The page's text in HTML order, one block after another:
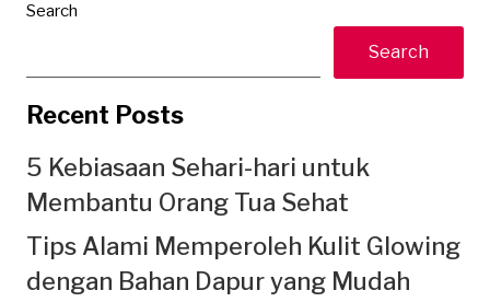
Search
Search
Recent Posts
5 Kebiasaan Sehari-hari untuk
Membantu Orang Tua Sehat
Tips Alami Memperoleh Kulit Glowing
dengan Bahan Dapur yang Mudah